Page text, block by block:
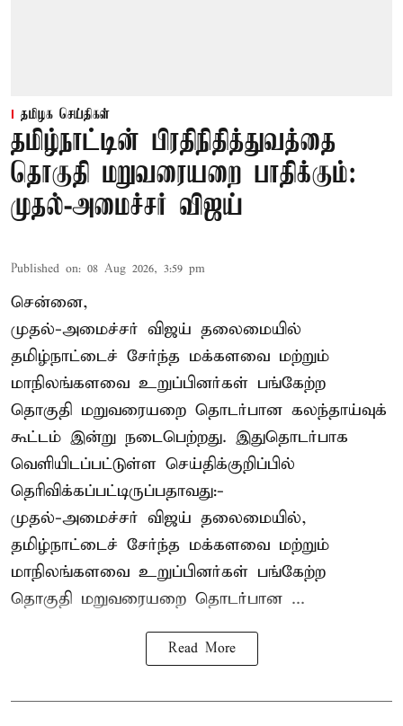
தமிழக செய்திகள்
தமிழ்நாட்டின் பிரதிநிதித்துவத்தை
தொகுதி மறுவரையறை பாதிக்கும்:
முதல்-அமைச்சர் விஜய்
Published on: 08 Aug 2026, 3:59 pm
சென்னை,
முதல்-அமைச்சர் விஜய் தலைமையில்
தமிழ்நாட்டைச் சேர்ந்த மக்களவை மற்றும்
மாநிலங்களவை உறுப்பினர்கள் பங்கேற்ற
தொகுதி மறுவரையறை தொடர்பான கலந்தாய்வுக்
கூட்டம் இன்று நடைபெற்றது. இதுதொடர்பாக
வெளியிடப்பட்டுள்ள செய்திக்குறிப்பில்
தெரிவிக்கப்பட்டிருப்பதாவது:-
முதல்-அமைச்சர் விஜய் தலைமையில்,
தமிழ்நாட்டைச் சேர்ந்த மக்களவை மற்றும்
மாநிலங்களவை உறுப்பினர்கள் பங்கேற்ற
தொகுதி மறுவரையறை தொடர்பான ...
Read More